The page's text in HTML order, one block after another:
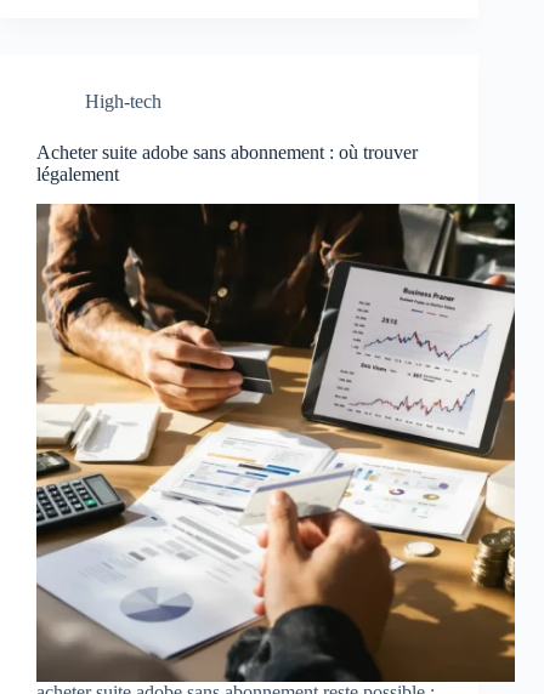
High-tech
Acheter suite adobe sans abonnement : où trouver
légalement